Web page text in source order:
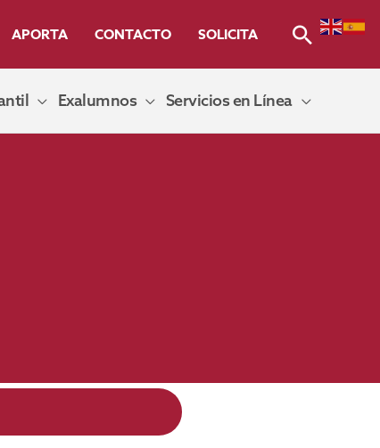
APORTA CONTACTO SOLICITA Buscar
Exalumnos Servicios en Línea